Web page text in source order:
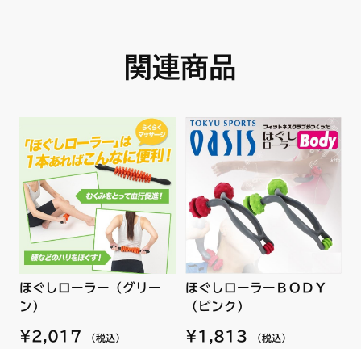
関連商品
ほぐしローラー（グリー
ン）
¥2,017 （税込）
ほぐしローラーＢＯＤＹ
（ピンク）
¥1,813 （税込）